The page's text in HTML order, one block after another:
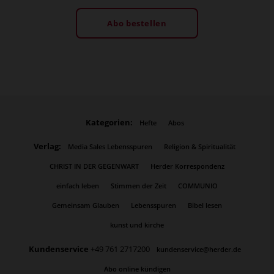
Abo bestellen
Kategorien: Hefte Abos
Verlag: Media Sales Lebensspuren Religion & Spiritualität
CHRIST IN DER GEGENWART Herder Korrespondenz
einfach leben Stimmen der Zeit COMMUNIO
Gemeinsam Glauben Lebensspuren Bibel lesen
kunst und kirche
Kundenservice +49 761 2717200 kundenservice@herder.de
Abo online kündigen